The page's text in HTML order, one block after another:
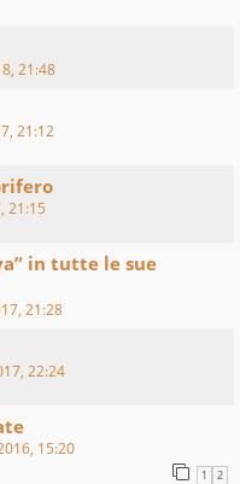
21:48
21:12
21:15
in tutte le sue
21:28
22:24
15:20
1 2